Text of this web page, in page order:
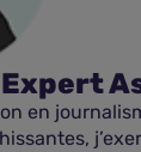
Expert
en